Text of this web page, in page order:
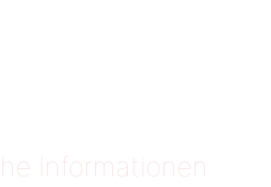
Informationen